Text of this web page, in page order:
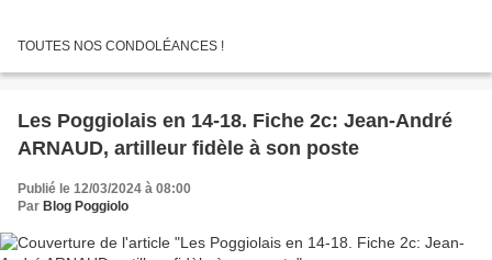
TOUTES NOS CONDOLÉANCES !
Les Poggiolais en 14-18. Fiche 2c: Jean-André
ARNAUD, artilleur fidèle à son poste
Publié le 12/03/2024 à 08:00
Par Blog Poggiolo